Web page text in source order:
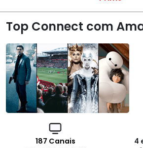
Top Connect com
187 Canais 4